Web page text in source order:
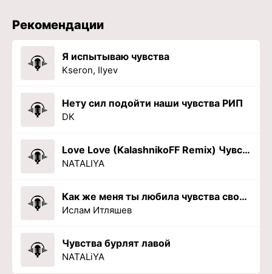
Рекомендации
Я испытываю чувства
Kseron, Ilyev
Нету сил подойти наши чувства РИП
DK
Love Love (KalashnikoFF Remix) Чувства бурлят лавой ты меня лова
NATALIYA
Как же меня ты любила чувства свои отдала
Ислам Итляшев
Чувства бурлят лавой
NATALiYA